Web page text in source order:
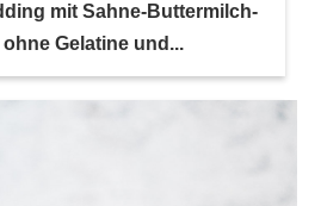
mit Sahne-Buttermilch-
ohne Gelatine und...